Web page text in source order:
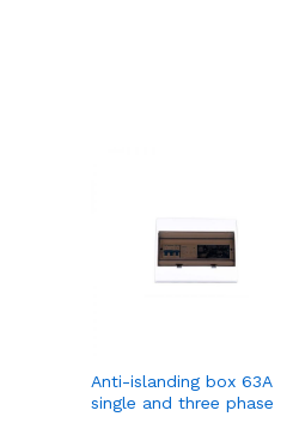
Anti-islanding box 63A
single and three phase